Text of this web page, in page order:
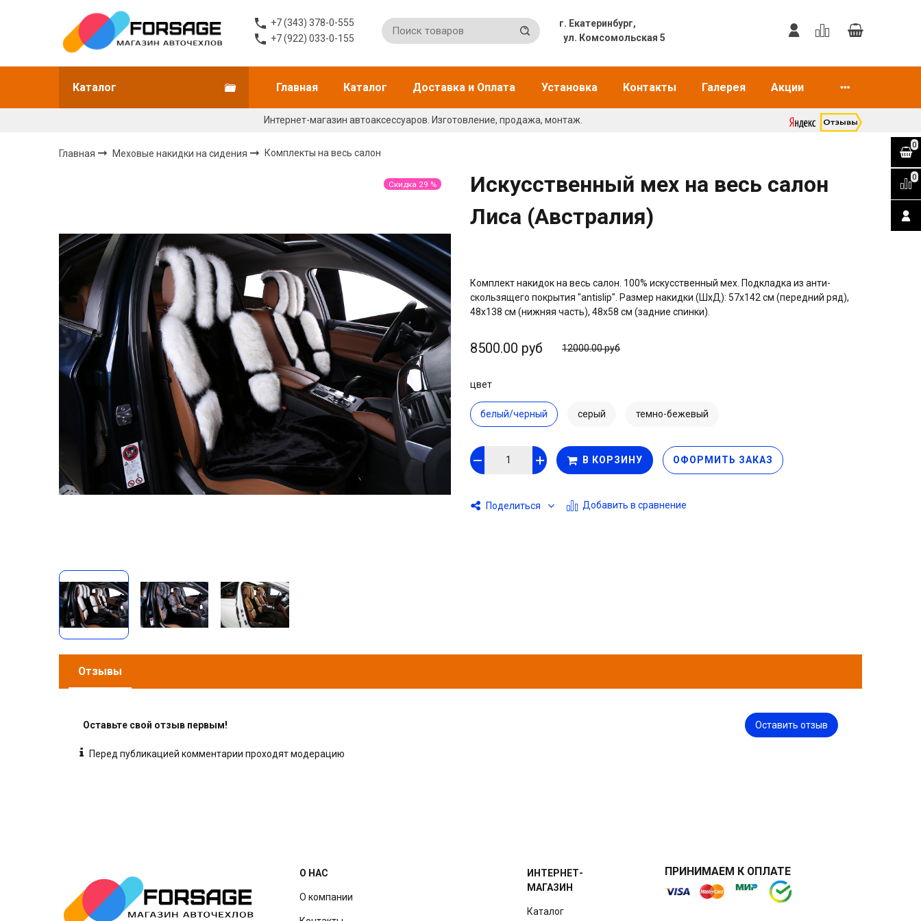
г. Екатеринбург,
ул. Комсомольская 5
+7 (343) 378-0-555
+7 (922) 033-0-155
Каталог Главная Каталог Доставка и Оплата Установка Контакты Галерея Акции
Интернет-магазин автоаксессуаров. Изготовление, продажа, монтаж.
Главная Меховые накидки на сидения Комплекты на весь салон
Скидка 29 %
Искусственный мех на весь салон
Лиса (Австралия)
Комплект накидок на весь салон. 100% искусственный мех. Подкладка из анти-
скользящего покрытия "antislip". Размер накидки (ШхД): 57х142 см (передний ряд),
48х138 см (нижняя часть), 48х58 см (задние спинки).
8500.00 руб 12000.00 руб
цвет
белый/черный серый темно-бежевый
В КОРЗИНУ ОФОРМИТЬ ЗАКАЗ
Поделиться Добавить в сравнение
Отзывы
Оставьте свой отзыв первым! Оставить отзыв
Перед публикацией комментарии проходят модерацию
О НАС
О компании
ИНТЕРНЕТ-
МАГАЗИН
Каталог
ПРИНИМАЕМ К ОПЛАТЕ
0
0